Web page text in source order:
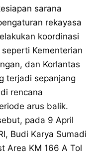
sarana
rekayasa
koordinasi
Kementerian
dan Korlantas
terjadi sepanjang
rencana
arus balik.
pada 9 April
Budi Karya Sumadi
Area KM 166 A Tol